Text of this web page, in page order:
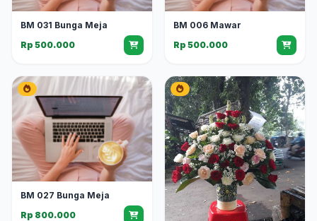
BM 031 Bunga Meja
Rp 500.000
BM 006 Mawar
Rp 500.000
BM 027 Bunga Meja
Rp 800.000